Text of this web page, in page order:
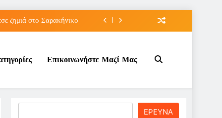
ζημιά στο Σαρακήνικο
πετρελαίου στο ;
ζημιά στο Σαρακήνικο
Επικοινωνήστε Μαζί Μας
ΕΡΕΥΝΑ